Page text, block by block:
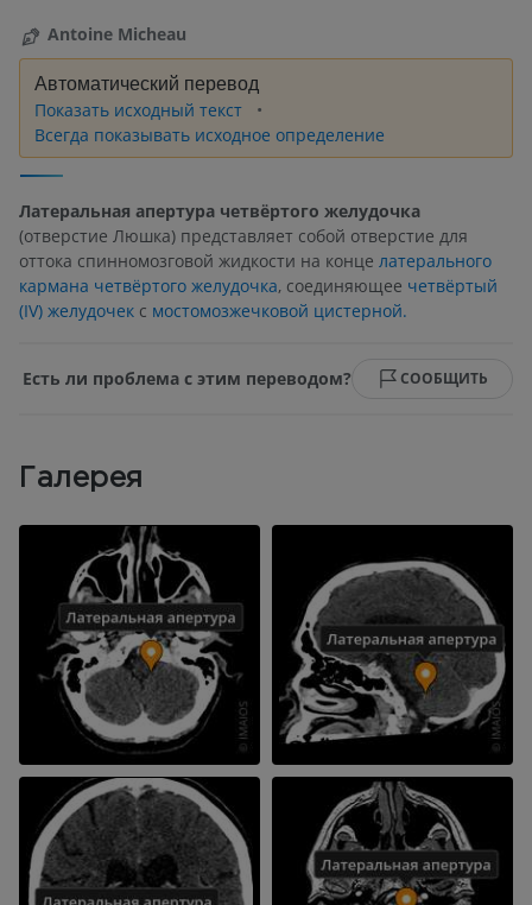
Antoine Micheau
Автоматический перевод
Показать исходный текст
Всегда показывать исходное определение
Латеральная апертура четвёртого желудочка
(отверстие Люшка) представляет собой отверстие для
оттока спинномозговой жидкости на конце латерального
кармана четвёртого желудочка, соединяющее четвёртый
(IV) желудочек с мостомозжечковой цистерной.
Есть ли проблема с этим переводом? СООБЩИТЬ
Галерея